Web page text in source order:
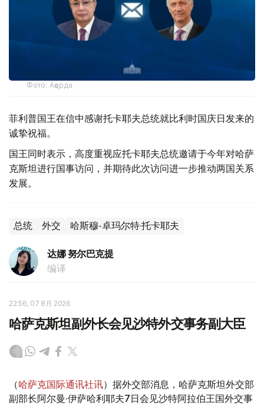
Фото: Ақорда
菲利普国王在信中感谢托卡耶夫总统就比利时国庆日发来的
诚挚祝福。
国王同时表示，高度重视应托卡耶夫总统邀请于今年对哈萨
克斯坦进行国事访问，并期待此次访问进一步推动两国关系
发展。
总统 外交 哈斯穆-卓玛尔特·托卡耶夫
达娜 努尔巴克提
编译
22:56, 07 8月 2026
哈萨克斯坦副外长会见沙特外交事务副大臣
（哈萨克国际通讯社讯）据外交部消息，哈萨克斯坦外交部
副部长阿尔曼·伊萨哈利耶夫7日会见沙特阿拉伯王国外交事